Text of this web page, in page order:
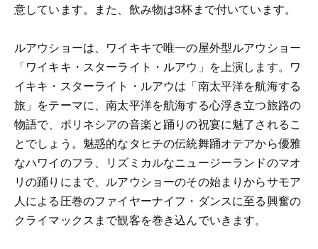
意しています。また、飲み物は3杯まで付いています。
ルアウショーは、ワイキキで唯一の屋外型ルアウショー
「ワイキキ・スターライト・ルアウ」を上演します。ワ
イキキ・スターライト・ルアウは「南太平洋を航海する
旅」をテーマに、南太平洋を航海する心浮き立つ旅路の
物語で、ポリネシアの音楽と踊りの祝宴に魅了されるこ
とでしょう。魅惑的なタヒチの伝統舞踊オテアから優雅
なハワイのフラ、リズミカルなニュージーランドのマオ
リの踊りにまで、ルアウショーのその始まりからサモア
人による圧巻のファイヤーナイフ・ダンスに至る興奮の
クライマックスまで観客を巻き込んでいきます。